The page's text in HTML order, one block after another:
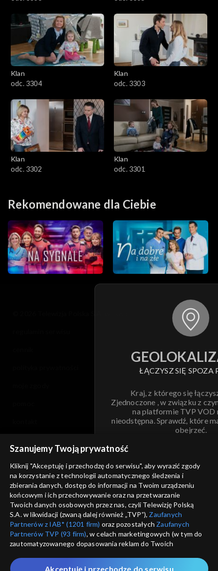
Klan
odc. 3304
Klan
odc. 3303
Klan
odc. 3302
Klan
odc. 3301
Rekomendowane dla Ciebie
ŁĄCZYSZ SIĘ SPOZA
Kraj, z którego się
Zjednoczone , w związku z
na platformie TVP VOD
nieodstępna. Sprawdź, które
obejrzeć.
ANULUJ
informacje o dostawcy usług
Szanujemy Twoją prywatność
Kliknij "Akceptuję i przechodzę do serwisu", aby wyrazić zgody
na korzystanie z technologii automatycznego śledzenia i
zbierania danych, dostęp do informacji na Twoim urządzeniu
końcowym i ich przechowywanie oraz na przetwarzanie
Twoich danych osobowych przez nas, czyli Telewizję Polską
S.A. w likwidacji (zwaną dalej również „TVP”), Zaufanych
Partnerów z IAB* (1201 firm) oraz pozostałych Zaufanych
Partnerów TVP (93 firm), w celach marketingowych (w tym do
zautomatyzowanego dopasowania reklam do Twoich
które wskazujemy poniżej, a także zgody na udostępnianie
Akceptuję i przechodzę do serwisu